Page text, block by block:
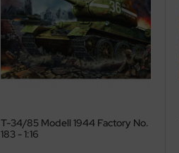
T-34/85 Modell 1944 Factory No.
183 - 1:16